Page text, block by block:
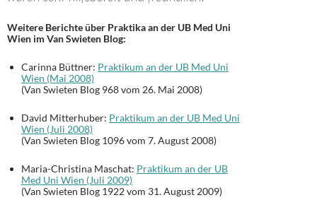
Weitere Berichte über Praktika an der UB Med Uni
Wien im Van Swieten Blog:
Carinna Büttner: Praktikum an der UB Med Uni
Wien (Mai 2008)
(Van Swieten Blog 968 vom 26. Mai 2008)
David Mitterhuber: Praktikum an der UB Med Uni
Wien (Juli 2008)
(Van Swieten Blog 1096 vom 7. August 2008)
Maria-Christina Maschat: Praktikum an der UB
Med Uni Wien (Juli 2009)
(Van Swieten Blog 1922 vom 31. August 2009)